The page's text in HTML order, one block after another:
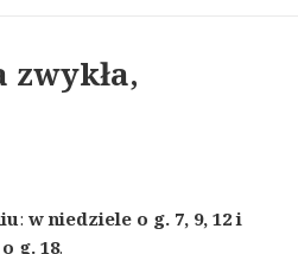
zwykła,
:w niedziele o g. 7, 9, 12 i
g. 18.